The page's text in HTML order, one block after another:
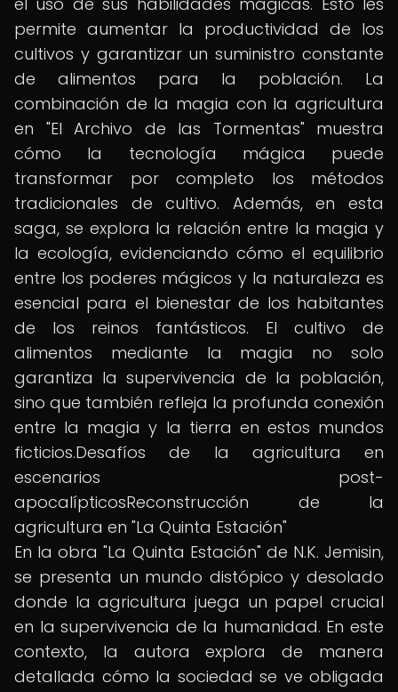
permite aumentar la productividad de los
cultivos y garantizar un suministro constante
de alimentos para la población. La
combinación de la magia con la agricultura
en "El Archivo de las Tormentas" muestra
cómo la tecnología mágica puede
transformar por completo los métodos
tradicionales de cultivo. Además, en esta
saga, se explora la relación entre la magia y
la ecología, evidenciando cómo el equilibrio
entre los poderes mágicos y la naturaleza es
esencial para el bienestar de los habitantes
de los reinos fantásticos. El cultivo de
alimentos mediante la magia no solo
garantiza la supervivencia de la población,
sino que también refleja la profunda conexión
entre la magia y la tierra en estos mundos
ficticios.Desafíos de la agricultura en
escenarios post-
apocalípticosReconstrucción de la
agricultura en "La Quinta Estación"
En la obra "La Quinta Estación" de N.K. Jemisin,
se presenta un mundo distópico y desolado
donde la agricultura juega un papel crucial
en la supervivencia de la humanidad. En este
contexto, la autora explora de manera
detallada cómo la sociedad se ve obligada